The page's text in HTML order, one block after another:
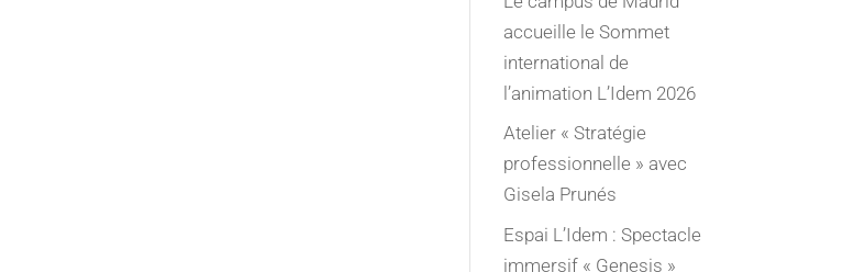
accueille le Sommet
international de
l’animation L’Idem 2026
Atelier « Stratégie
professionnelle » avec
Gisela Prunés
Espai L’Idem : Spectacle
immersif « Genesis »